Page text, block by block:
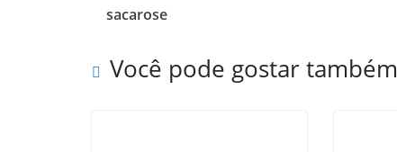
sacarose
Você pode gostar também